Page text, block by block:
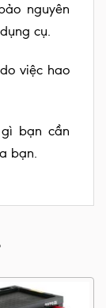
nguyên
cụ.
việc hao
bạn cần
bạn.